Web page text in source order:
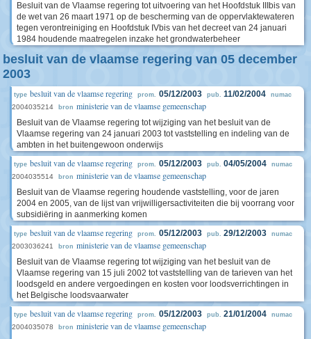
Besluit van de Vlaamse regering tot uitvoering van het Hoofdstuk IIIbis van
de wet van 26 maart 1971 op de bescherming van de oppervlaktewateren
tegen verontreiniging en Hoofdstuk IVbis van het decreet van 24 januari
1984 houdende maatregelen inzake het grondwaterbeheer
besluit van de vlaamse regering van 05 december
2003
type besluit van de vlaamse regering prom. 05/12/2003 pub. 11/02/2004 numac
2004035214 bron ministerie van de vlaamse gemeenschap
Besluit van de Vlaamse regering tot wijziging van het besluit van de
Vlaamse regering van 24 januari 2003 tot vaststelling en indeling van de
ambten in het buitengewoon onderwijs
type besluit van de vlaamse regering prom. 05/12/2003 pub. 04/05/2004 numac
2004035514 bron ministerie van de vlaamse gemeenschap
Besluit van de Vlaamse regering houdende vaststelling, voor de jaren
2004 en 2005, van de lijst van vrijwilligersactiviteiten die bij voorrang voor
subsidiëring in aanmerking komen
type besluit van de vlaamse regering prom. 05/12/2003 pub. 29/12/2003 numac
2003036241 bron ministerie van de vlaamse gemeenschap
Besluit van de Vlaamse regering tot wijziging van het besluit van de
Vlaamse regering van 15 juli 2002 tot vaststelling van de tarieven van het
loodsgeld en andere vergoedingen en kosten voor loodsverrichtingen in
het Belgische loodsvaarwater
type besluit van de vlaamse regering prom. 05/12/2003 pub. 21/01/2004 numac
2004035078 bron ministerie van de vlaamse gemeenschap